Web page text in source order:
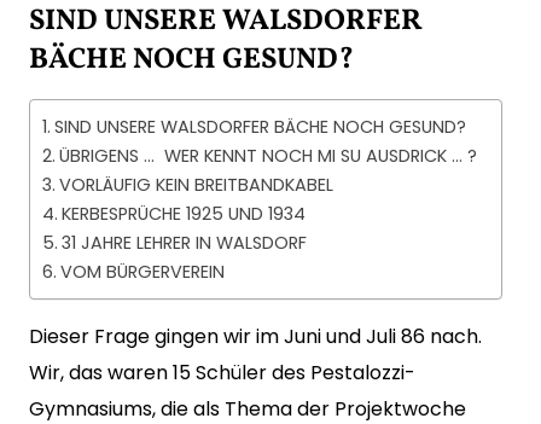
SIND UNSERE WALSDORFER
BÄCHE NOCH GESUND?
SIND UNSERE WALSDORFER BÄCHE NOCH GESUND?
ÜBRIGENS … WER KENNT NOCH MI SU AUSDRICK … ?
VORLÄUFIG KEIN BREITBANDKABEL
KERBESPRÜCHE 1925 UND 1934
31 JAHRE LEHRER IN WALSDORF
VOM BÜRGERVEREIN
Dieser Frage gingen wir im Juni und Juli 86 nach.
Wir, das waren 15 Schüler des Pestalozzi-
Gymnasiums, die als Thema der Projektwoche